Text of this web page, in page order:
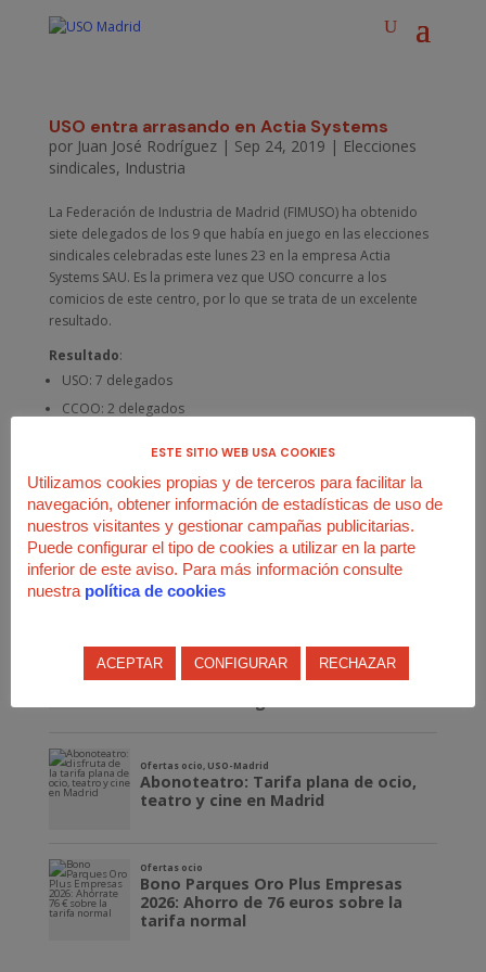
USO entra arrasando en Actia Systems
por Juan José Rodríguez| Sep 24, 2019 | Elecciones
sindicales, Industria
La Federación de Industria de Madrid (FIMUSO) ha obtenido
siete delegados de los 9 que había en juego en las elecciones
sindicales celebradas este lunes 23 en la empresa Actia
Systems SAU. Es la primera vez que USO concurre a los
comicios de este centro, por lo que se trata de un excelente
resultado.
Resultado:
USO: 7 delegados
CCOO: 2 delegados
ESTE SITIO WEB USA COOKIES
Utilizamos cookies propias y de terceros para facilitar la
navegación, obtener información de estadísticas de uso de
nuestros visitantes y gestionar campañas publicitarias.
Puede configurar el tipo de cookies a utilizar en la parte
inferior de este aviso. Para más información consulte
nuestra política de cookies
ACEPTAR CONFIGURAR RECHAZAR